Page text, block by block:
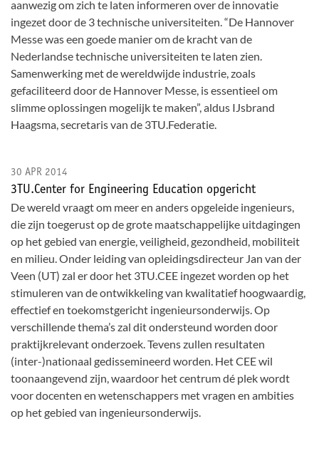
aanwezig om zich te laten informeren over de innovatie
ingezet door de 3 technische universiteiten. “De Hannover
Messe was een goede manier om de kracht van de
Nederlandse technische universiteiten te laten zien.
Samenwerking met de wereldwijde industrie, zoals
gefaciliteerd door de Hannover Messe, is essentieel om
slimme oplossingen mogelijk te maken”, aldus IJsbrand
Haagsma, secretaris van de 3TU.Federatie.
30 APR 2014
3TU.Center for Engineering Education opgericht
De wereld vraagt om meer en anders opgeleide ingenieurs,
die zijn toegerust op de grote maatschappelijke uitdagingen
op het gebied van energie, veiligheid, gezondheid, mobiliteit
en milieu. Onder leiding van opleidingsdirecteur Jan van der
Veen (UT) zal er door het 3TU.CEE ingezet worden op het
stimuleren van de ontwikkeling van kwalitatief hoogwaardig,
effectief en toekomstgericht ingenieursonderwijs. Op
verschillende thema’s zal dit ondersteund worden door
praktijkrelevant onderzoek. Tevens zullen resultaten
(inter-)nationaal gedissemineerd worden. Het CEE wil
toonaangevend zijn, waardoor het centrum dé plek wordt
voor docenten en wetenschappers met vragen en ambities
op het gebied van ingenieursonderwijs.